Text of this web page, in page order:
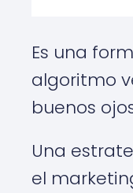
Es una
algoritmo
buenos
Una
el